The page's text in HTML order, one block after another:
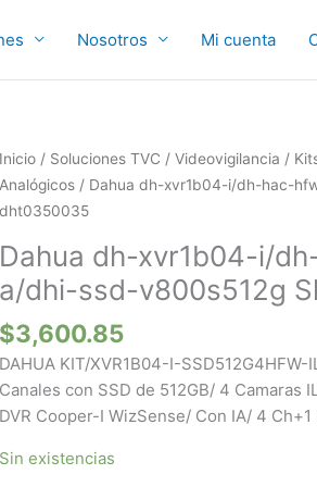
Nosotros Mi cuenta
Inicio / Soluciones TVC / Videovigilancia /
Analógicos / Dahua dh-xvr1b04-i/dh-hac-
dht0350035
Dahua dh-xvr1b04-i/
a/dhi-ssd-v800s512g
$3,600.85
DAHUA KIT/XVR1B04-I-
Canales con SSD de 512GB/ 4
DVR Cooper-I WizSense/ Con IA/ 4
Sin existencias